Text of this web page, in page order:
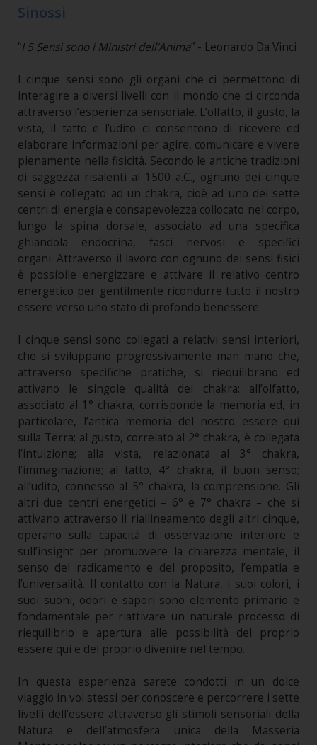
Sinossi
“I 5 Sensi sono i Ministri dell’Anima” - Leonardo Da Vinci
I cinque sensi sono gli organi che ci permettono di
interagire a diversi livelli con il mondo che ci circonda
attraverso l’esperienza sensoriale. L’olfatto, il gusto, la
vista, il tatto e l’udito ci consentono di ricevere ed
elaborare informazioni per agire, comunicare e vivere
pienamente nella fisicità. Secondo le antiche tradizioni
di saggezza risalenti al 1500 a.C., ognuno dei cinque
sensi è collegato ad un chakra, cioè ad uno dei sette
centri di energia e consapevolezza collocato nel corpo,
lungo la spina dorsale, associato ad una specifica
ghiandola endocrina, fasci nervosi e specifici
organi. Attraverso il lavoro con ognuno dei sensi fisici
è possibile energizzare e attivare il relativo centro
energetico per gentilmente ricondurre tutto il nostro
essere verso uno stato di profondo benessere.
I cinque sensi sono collegati a relativi sensi interiori,
che si sviluppano progressivamente man mano che,
attraverso specifiche pratiche, si riequilibrano ed
attivano le singole qualità dei chakra: all’olfatto,
associato al 1° chakra, corrisponde la memoria ed, in
particolare, l’antica memoria del nostro essere qui
sulla Terra; al gusto, correlato al 2° chakra, è collegata
l’intuizione; alla vista, relazionata al 3° chakra,
l’immaginazione; al tatto, 4° chakra, il buon senso;
all’udito, connesso al 5° chakra, la comprensione. Gli
altri due centri energetici – 6° e 7° chakra – che si
attivano attraverso il riallineamento degli altri cinque,
operano sulla capacità di osservazione interiore e
sull’insight per promuovere la chiarezza mentale, il
senso del radicamento e del proposito, l’empatia e
l’universalità. Il contatto con la Natura, i suoi colori, i
suoi suoni, odori e sapori sono elemento primario e
fondamentale per riattivare un naturale processo di
riequilibrio e apertura alle possibilità del proprio
essere qui e del proprio divenire nel tempo.
In questa esperienza sarete condotti in un dolce
viaggio in voi stessi per conoscere e percorrere i sette
livelli dell’essere attraverso gli stimoli sensoriali della
Natura e dell’atmosfera unica della Masseria